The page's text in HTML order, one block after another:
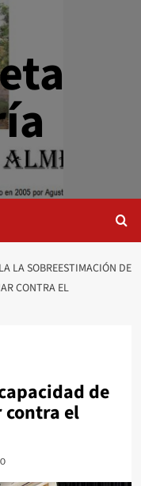
LA SOBREESTIMACIÓN DE
CONTRA EL
de
el
0